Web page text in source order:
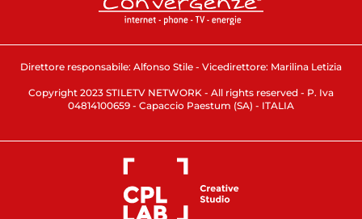
Direttore responsabile: Alfonso Stile - Vicedirettore: Marilina Letizia
Copyright 2023 STILETV NETWORK - All rights reserved - P. Iva
04814100659 - Capaccio Paestum (SA) - ITALIA